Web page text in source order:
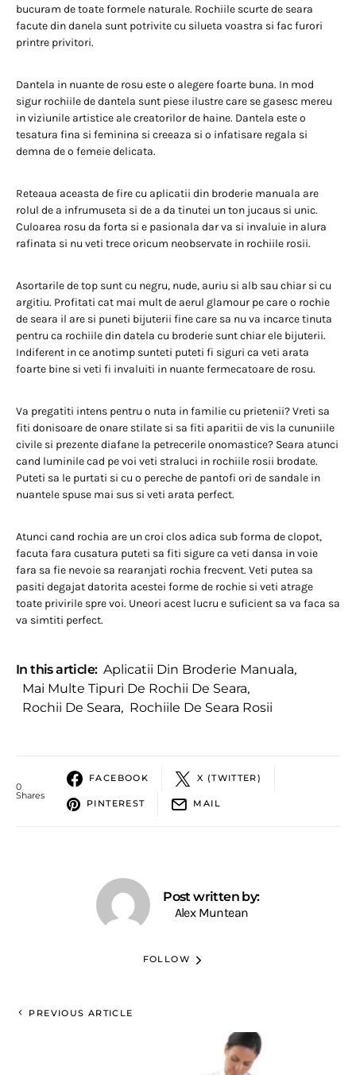
bucuram de toate formele naturale. Rochiile scurte de seara
facute din danela sunt potrivite cu silueta voastra si fac furori
printre privitori.
Dantela in nuante de rosu este o alegere foarte buna. In mod
sigur rochiile de dantela sunt piese ilustre care se gasesc mereu
in viziunile artistice ale creatorilor de haine. Dantela este o
tesatura fina si feminina si creeaza si o infatisare regala si
demna de o femeie delicata.
Reteaua aceasta de fire cu aplicatii din broderie manuala are
rolul de a infrumuseta si de a da tinutei un ton jucaus si unic.
Culoarea rosu da forta si e pasionala dar va si invaluie in alura
rafinata si nu veti trece oricum neobservate in rochiile rosii.
Asortarile de top sunt cu negru, nude, auriu si alb sau chiar si cu
argitiu. Profitati cat mai mult de aerul glamour pe care o rochie
de seara il are si puneti bijuterii fine care sa nu va incarce tinuta
pentru ca rochiile din datela cu broderie sunt chiar ele bijuterii.
Indiferent in ce anotimp sunteti puteti fi siguri ca veti arata
foarte bine si veti fi invaluiti in nuante fermecatoare de rosu.
Va pregatiti intens pentru o nuta in familie cu prietenii? Vreti sa
fiti donisoare de onare stilate si sa fiti aparitii de vis la cununiile
civile si prezente diafane la petrecerile onomastice? Seara atunci
cand luminile cad pe voi veti straluci in rochiile rosii brodate.
Puteti sa le purtati si cu o pereche de pantofi ori de sandale in
nuantele spuse mai sus si veti arata perfect.
Atunci cand rochia are un croi clos adica sub forma de clopot,
facuta fara cusatura puteti sa fiti sigure ca veti dansa in voie
fara sa fie nevoie sa rearanjati rochia frecvent. Veti putea sa
pasiti degajat datorita acestei forme de rochie si veti atrage
toate privirile spre voi. Uneori acest lucru e suficient sa va faca sa
va simtiti perfect.
In this article: Aplicatii Din Broderie Manuala,
Mai Multe Tipuri De Rochii De Seara,
Rochii De Seara, Rochiile De Seara Rosii
0
Shares
FACEBOOK X (TWITTER)
PINTEREST MAIL
Post written by:
Alex Muntean
FOLLOW
PREVIOUS ARTICLE